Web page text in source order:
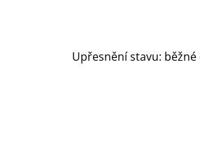
Upřesnění stavu: